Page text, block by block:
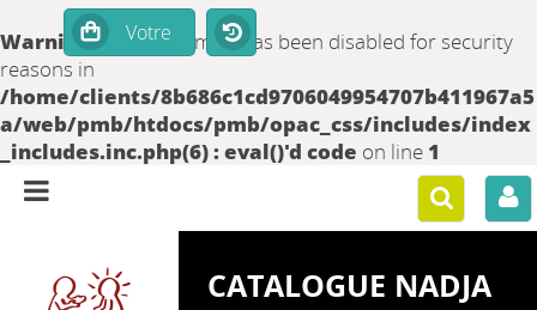
Warning: set_time_limit() has been disabled for security
reasons in
/home/clients/8b686c1cd9706049954707b411967a5
a/web/pmb/htdocs/pmb/opac_css/includes/index
_includes.inc.php(6) : eval()'d code on line 1
CATALOGUE NADJA